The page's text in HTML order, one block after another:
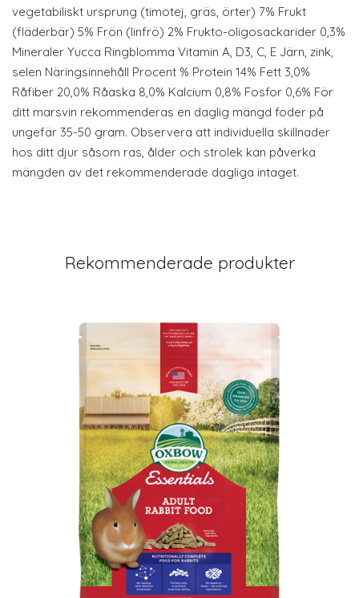
vegetabiliskt ursprung (timotej, gräs, örter) 7% Frukt
(fläderbär) 5% Frön (linfrö) 2% Frukto-oligosackarider 0,3%
Mineraler Yucca Ringblomma Vitamin A, D3, C, E Järn, zink,
selen Näringsinnehåll Procent % Protein 14% Fett 3,0%
Råfiber 20,0% Råaska 8,0% Kalcium 0,8% Fosfor 0,6% För
ditt marsvin rekommenderas en daglig mängd foder på
ungefär 35-50 gram. Observera att individuella skillnader
hos ditt djur såsom ras, ålder och strolek kan påverka
mängden av det rekommenderade dagliga intaget.
Rekommenderade produkter